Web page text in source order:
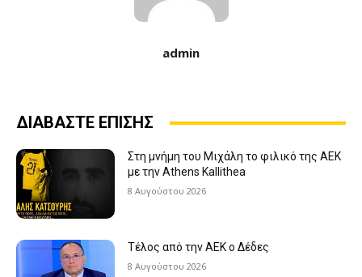
admin
ΔΙΑΒΑΣΤΕ ΕΠΙΣΗΣ
Στη μνήμη του Μιχάλη το φιλικό της ΑΕΚ
με την Athens Kallithea
8 Αυγούστου 2026
Τέλος από την ΑΕΚ ο Δέδες
8 Αυγούστου 2026